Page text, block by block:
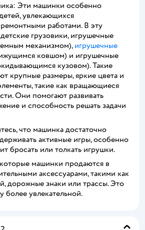
Эти машинки особенно
увлекающихся
работами. В эту
грузовики, игрушечные
механизмом), игрушечные
ковшом) и игрушечные
кузовом). Такие
крупные размеры, яркие цвета и
такие как вращающиеся
Они помогают развивать
и способность решать задачи
что машинка достаточно
активные игры, особенно
бросать или толкать игрушки.
машинки продаются в
аксессуарами, такими как
дорожные знаки или трассы. Это
более увлекательной.